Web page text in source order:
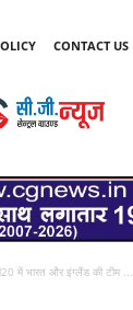
CONTACT US
में भारत और इंग्लैंड की टीम ...